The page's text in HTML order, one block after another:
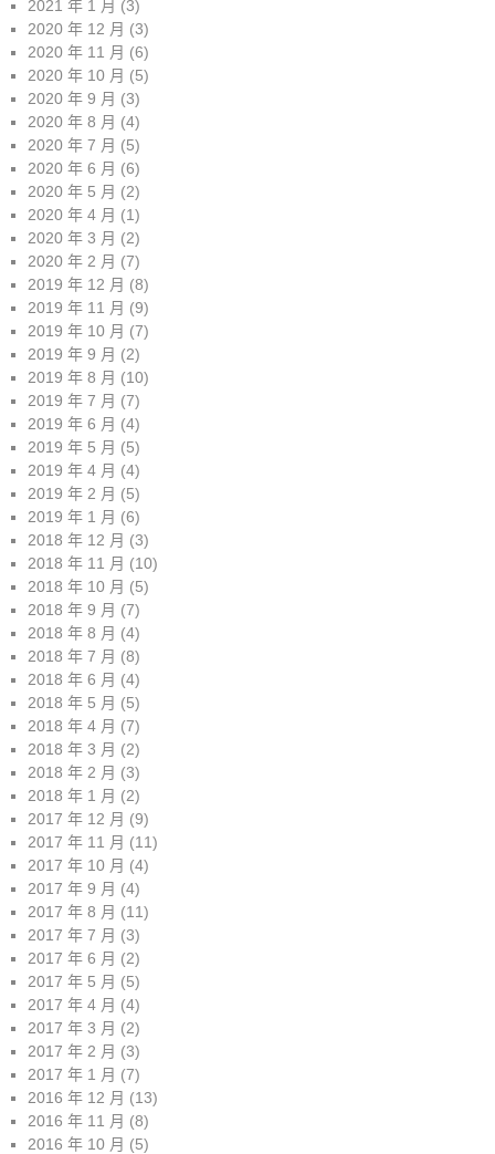
2021 年 1 月 (3)
2020 年 12 月 (3)
2020 年 11 月 (6)
2020 年 10 月 (5)
2020 年 9 月 (3)
2020 年 8 月 (4)
2020 年 7 月 (5)
2020 年 6 月 (6)
2020 年 5 月 (2)
2020 年 4 月 (1)
2020 年 3 月 (2)
2020 年 2 月 (7)
2019 年 12 月 (8)
2019 年 11 月 (9)
2019 年 10 月 (7)
2019 年 9 月 (2)
2019 年 8 月 (10)
2019 年 7 月 (7)
2019 年 6 月 (4)
2019 年 5 月 (5)
2019 年 4 月 (4)
2019 年 2 月 (5)
2019 年 1 月 (6)
2018 年 12 月 (3)
2018 年 11 月 (10)
2018 年 10 月 (5)
2018 年 9 月 (7)
2018 年 8 月 (4)
2018 年 7 月 (8)
2018 年 6 月 (4)
2018 年 5 月 (5)
2018 年 4 月 (7)
2018 年 3 月 (2)
2018 年 2 月 (3)
2018 年 1 月 (2)
2017 年 12 月 (9)
2017 年 11 月 (11)
2017 年 10 月 (4)
2017 年 9 月 (4)
2017 年 8 月 (11)
2017 年 7 月 (3)
2017 年 6 月 (2)
2017 年 5 月 (5)
2017 年 4 月 (4)
2017 年 3 月 (2)
2017 年 2 月 (3)
2017 年 1 月 (7)
2016 年 12 月 (13)
2016 年 11 月 (8)
2016 年 10 月 (5)